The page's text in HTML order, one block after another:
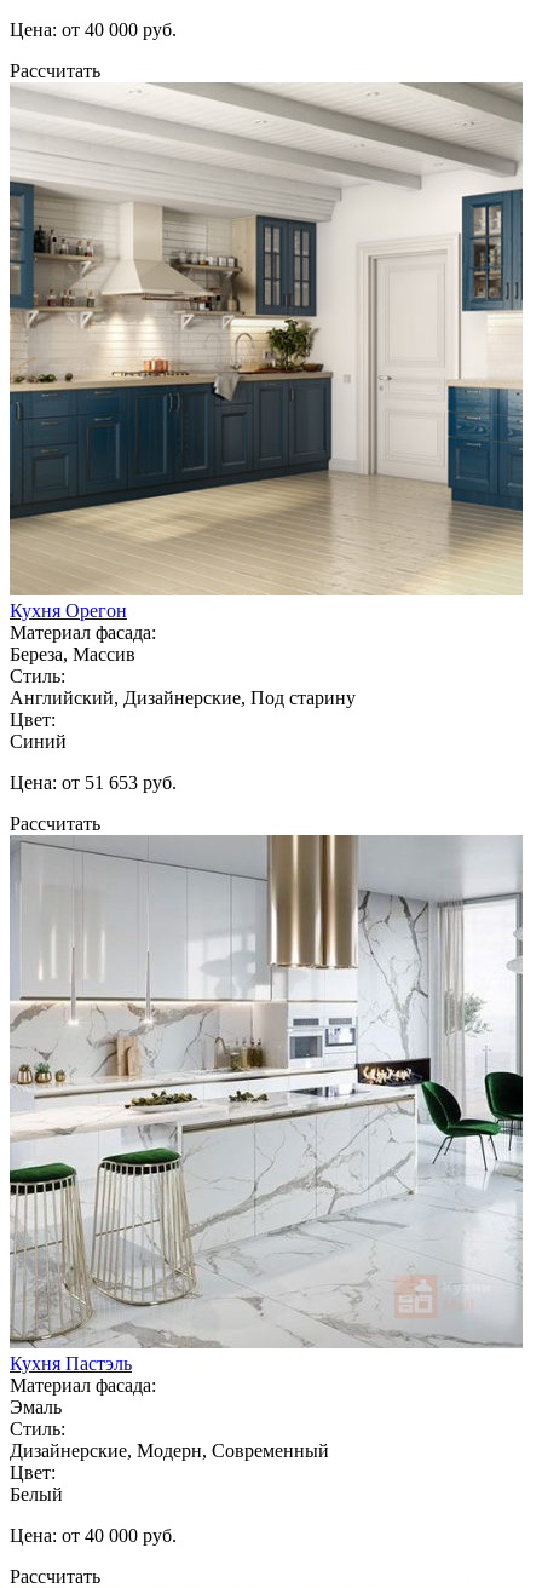
Цена: от 40 000 руб.
Рассчитать
Кухня Орегон
Материал фасада:
Береза, Массив
Стиль:
Английский, Дизайнерские, Под старину
Цвет:
Синий
Цена: от 51 653 руб.
Рассчитать
Кухня Пастэль
Материал фасада:
Эмаль
Стиль:
Дизайнерские, Модерн, Современный
Цвет:
Белый
Цена: от 40 000 руб.
Рассчитать